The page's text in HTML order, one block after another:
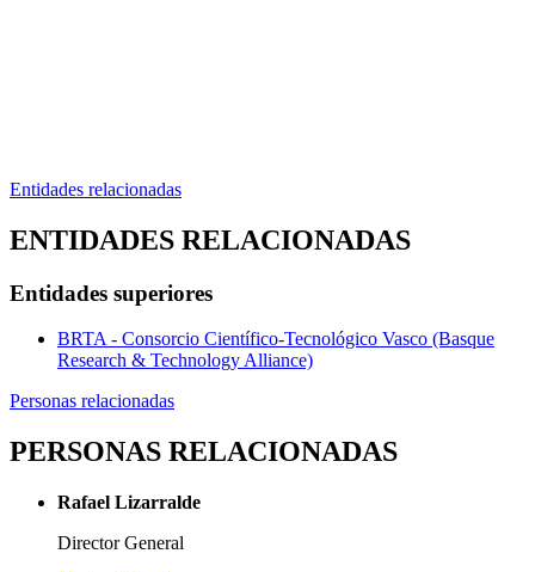
Entidades relacionadas
ENTIDADES RELACIONADAS
Entidades superiores
BRTA - Consorcio Científico-Tecnológico Vasco (Basque
Research & Technology Alliance)
Personas relacionadas
PERSONAS RELACIONADAS
Rafael Lizarralde
Director General